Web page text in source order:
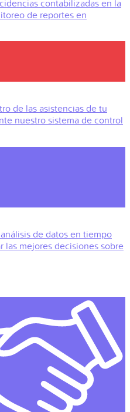
contabilizadas en la
de reportes en
de las asistencias de tu
nuestro sistema de control
de datos en tiempo
las mejores decisiones sobre